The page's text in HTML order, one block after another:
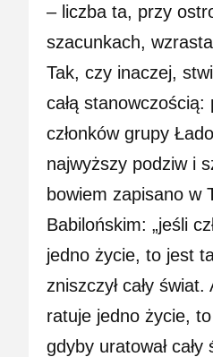
– liczba ta, przy
szacunkach,
Tak, czy inaczej,
całą
członków grupy
najwyższy podziw i
bowiem zapisano w
Babilońskim: „jeśli
jedno życie, to jest
zniszczył cały świat.
ratuje jedno życie,
gdyby uratował cały